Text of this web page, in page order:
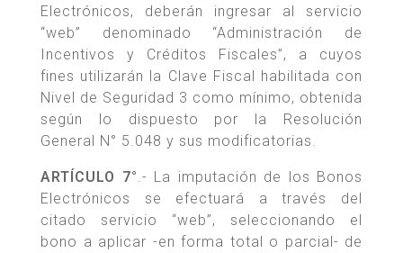
Electrónicos, deberán ingresar al servicio
“web” denominado “Administración de
Incentivos y Créditos Fiscales”, a cuyos
fines utilizarán la Clave Fiscal habilitada con
Nivel de Seguridad 3 como mínimo, obtenida
según lo dispuesto por la Resolución
General N° 5.048 y sus modificatorias.
ARTÍCULO 7°.- La imputación de los Bonos
Electrónicos se efectuará a través del
citado servicio “web”, seleccionando el
bono a aplicar -en forma total o parcial- de